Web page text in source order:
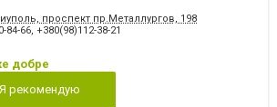
проспект пр.Металлургов, 198
84-66, +380(98)112-38-21
добре
Я рекомендую